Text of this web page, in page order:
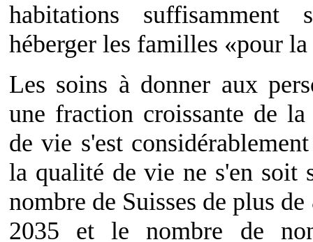
habitations suffisamment
héberger les familles «pour
Les soins à donner aux
une fraction croissante de
de vie s'est
la qualité de vie ne s'en soit
nombre de Suisses de plus
2035 et le nombre de